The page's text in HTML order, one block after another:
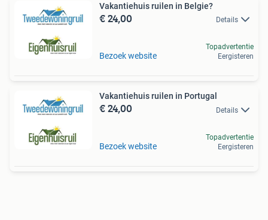
Vakantiehuis ruilen in Belgie?
€ 24,00 Details
Bezoek website
Topadvertentie
Eergisteren
Vakantiehuis ruilen in Portugal
€ 24,00 Details
Bezoek website
Topadvertentie
Eergisteren